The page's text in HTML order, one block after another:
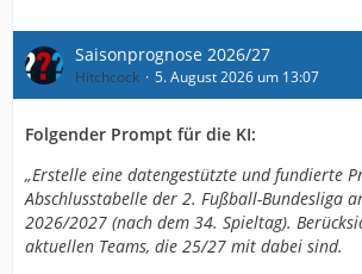
Saisonprognose 2026/27
Hitchcock 5. August 2026 um 13:07
Folgender Prompt für die KI:
„Erstelle eine datengestützte und fundierte
Abschlusstabelle der 2. Fußball-Bundesliga
2026/2027 (nach dem 34. Spieltag).
aktuellen Teams, die 25/27 mit dabei sind.